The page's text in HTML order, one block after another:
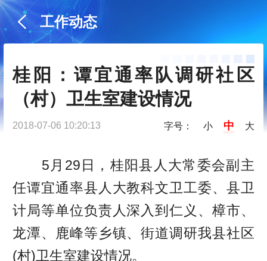
工作动态
桂阳：谭宜通率队调研社区
（村）卫生室建设情况
2018-07-06 10:20:13 字号： 小 中 大
5月29日，桂阳县人大常委会副主
任谭宜通率县人大教科文卫工委、县卫
计局等单位负责人深入到仁义、樟市、
龙潭、鹿峰等乡镇、街道调研我县社区
(村)卫生室建设情况。